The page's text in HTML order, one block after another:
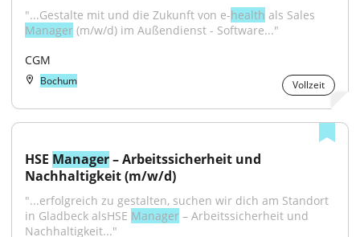
"...Gestalte mit und die Zukunft von e-health
Manager (m/w/d) im Außendienst - Software..."
CGM
Bochum Vollzeit
HSE Manager – Arbeitssicherheit und
Nachhaltigkeit (m/w/d)
"...erfolgreich zu gestalten, suchen wir dich am Standort
in Gladbeck alsHSE Manager – Arbeitssicherheit und
Nachhaltigkeit..."